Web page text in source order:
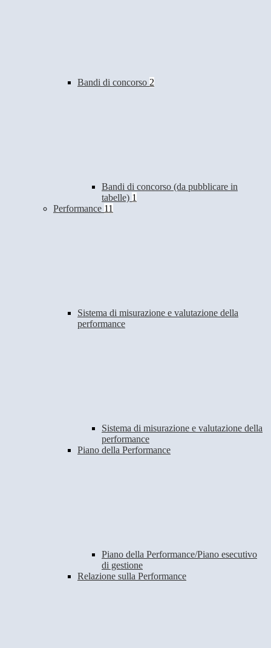
Bandi di concorso 2
Bandi di concorso (da pubblicare in
tabelle) 1
Performance 11
Sistema di misurazione e valutazione della
performance
Sistema di misurazione e valutazione della
performance
Piano della Performance
Piano della Performance/Piano esecutivo
di gestione
Relazione sulla Performance